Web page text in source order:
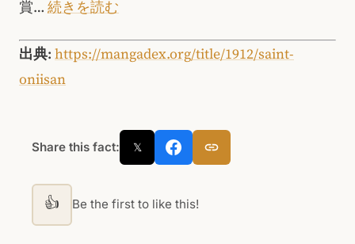
賞… 続きを読む
出典: https://mangadex.org/title/1912/saint-
oniisan
Share this fact: 𝕏
👍 Be the first to like this!